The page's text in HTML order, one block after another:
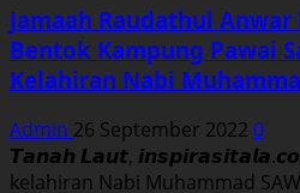
Pelatihan
Penyelenggaraan
Jenazah
Di
Gelar
MWCNU
Jamaah Raudathul Anwar
Bentok Kampung Pawai
Kelahiran Nabi
Admin 26 September 2022 0
𝙏𝙖𝙣𝙖𝙝 𝙇𝙖𝙪𝙩,
kelahiran Nabi Muhammad